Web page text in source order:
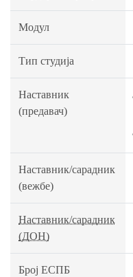
Модул
Тип студија
Наставник
(предавач)
Наставник/сарадник
(вежбе)
Наставник/сарадник
(ДОН)
Број ЕСПБ